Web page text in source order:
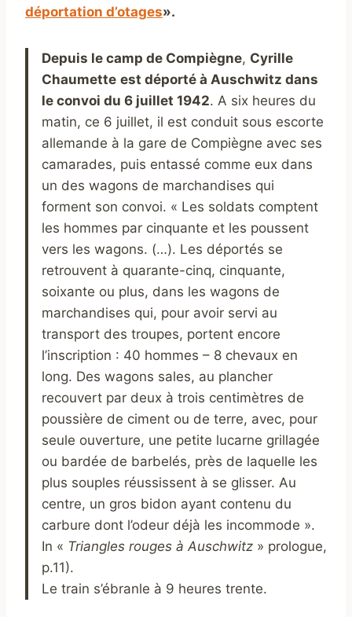
déportation d’otages».
Depuis le camp de Compiègne, Cyrille
Chaumette est déporté à Auschwitz dans
le convoi du 6 juillet 1942. A six heures du
matin, ce 6 juillet, il est conduit sous escorte
allemande à la gare de Compiègne avec ses
camarades, puis entassé comme eux dans
un des wagons de marchandises qui
forment son convoi. « Les soldats comptent
les hommes par cinquante et les poussent
vers les wagons. (…). Les déportés se
retrouvent à quarante-cinq, cinquante,
soixante ou plus, dans les wagons de
marchandises qui, pour avoir servi au
transport des troupes, portent encore
l’inscription : 40 hommes – 8 chevaux en
long. Des wagons sales, au plancher
recouvert par deux à trois centimètres de
poussière de ciment ou de terre, avec, pour
seule ouverture, une petite lucarne grillagée
ou bardée de barbelés, près de laquelle les
plus souples réussissent à se glisser. Au
centre, un gros bidon ayant contenu du
carbure dont l’odeur déjà les incommode ».
In « Triangles rouges à Auschwitz » prologue,
p.11).
Le train s’ébranle à 9 heures trente.